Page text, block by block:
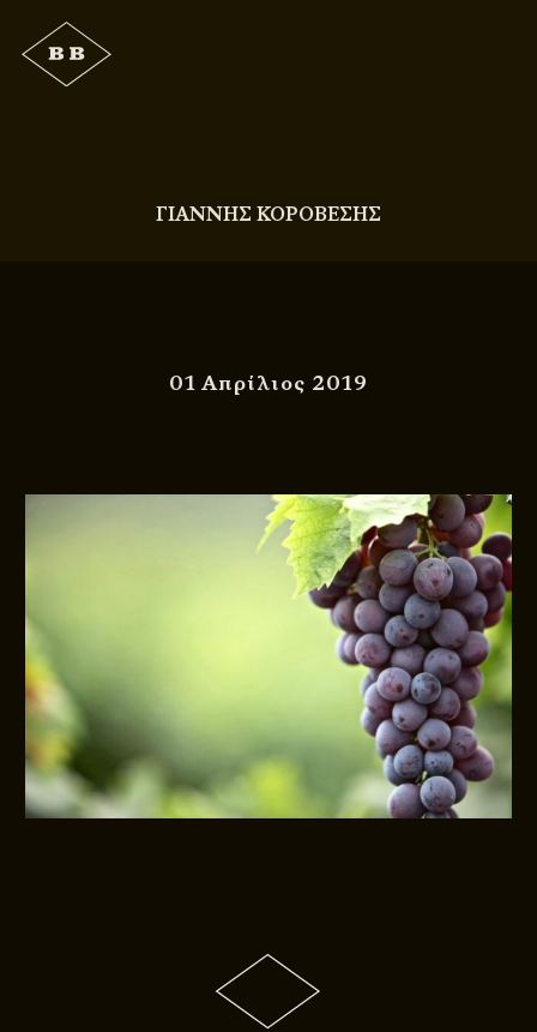
ΓΙΑΝΝΗΣ ΚΟΡΟΒΕΣΗΣ
01 Απρίλιος 2019